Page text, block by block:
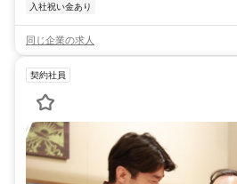
入社祝い金あり
同じ企業の求人
契約社員